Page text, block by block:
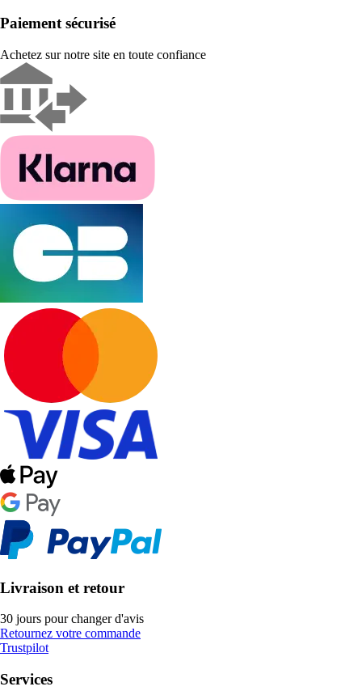
Paiement sécurisé
Achetez sur notre site en toute confiance
Livraison et retour
30 jours pour changer d'avis
Retournez votre commande
Trustpilot
Services